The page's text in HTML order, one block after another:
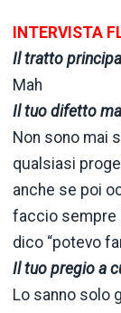
INTERVISTA
Il tratto
Mah
Il tuo difetto
Non sono mai
qualsiasi
anche se poi
faccio sempre
dico “potevo
Il tuo pregio a
Lo sanno solo